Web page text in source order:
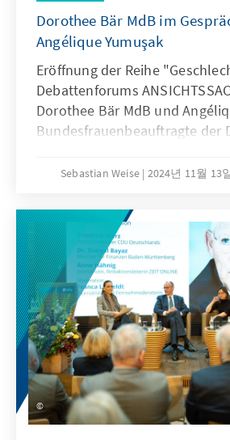
Dorothee Bär MdB im
Angélique Yumuşak
Eröffnung der Reihe
Debattenforums
Dorothee Bär MdB und
Bundesfrauenbeauftragte der
Sebastian Weise 2024년 11월 13